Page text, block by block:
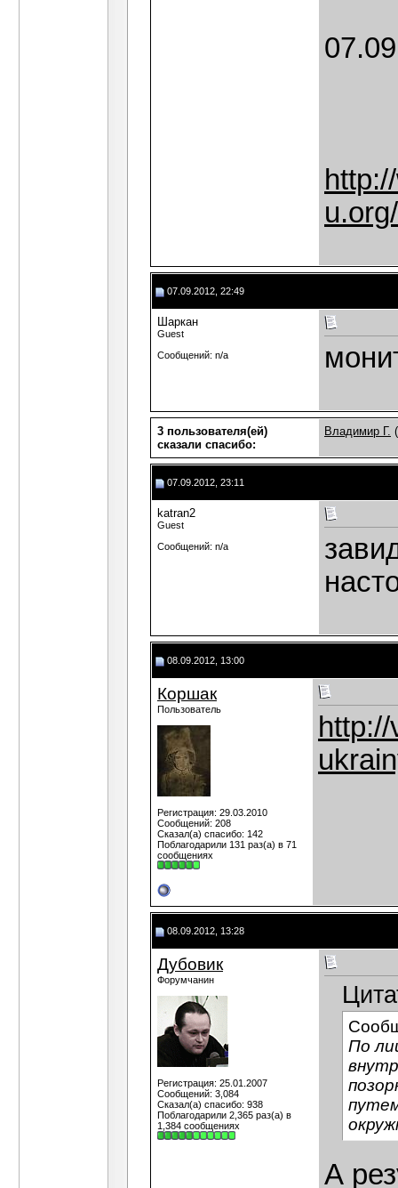
07.09.2012, 22:49
Шаркан
Guest
Сообщений: n/a
3 пользователя(ей)
сказали cпасибо:
Владимир Г.
07.09.2012, 23:11
katran2
Guest
Сообщений: n/a
08.09.2012, 13:00
Коршак
Пользователь
Регистрация: 29.03.2010
Сообщений: 208
Сказал(а) спасибо: 142
Поблагодарили 131 раз(а) в 71
сообщениях
08.09.2012, 13:28
Дубовик
Форумчанин
Регистрация: 25.01.2007
Сообщений: 3,084
Сказал(а) спасибо: 938
Поблагодарили 2,365 раз(а) в
1,384 сообщениях
По
А